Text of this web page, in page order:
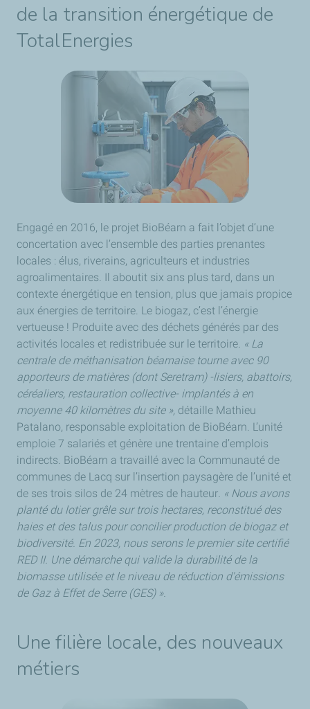
de la transition énergétique de
TotalEnergies
Engagé en 2016, le projet BioBéarn a fait l’objet d’une
concertation avec l’ensemble des parties prenantes
locales : élus, riverains, agriculteurs et industries
agroalimentaires. Il aboutit six ans plus tard, dans un
contexte énergétique en tension, plus que jamais propice
aux énergies de territoire. Le biogaz, c’est l’énergie
vertueuse ! Produite avec des déchets générés par des
activités locales et redistribuée sur le territoire . « La
centrale de méthanisation béarnaise tourne avec 90
apporteurs de matières (dont Seretram) -lisiers, abattoirs,
céréaliers, restauration collective- implantés à en
moyenne 40 kilomètres du site », détaille Mathieu
Patalano, responsable exploitation de BioBéarn. L’unité
emploie 7 salariés et génère une trentaine d’emplois
indirects. BioBéarn a travaillé avec la Communauté de
communes de Lacq sur l’insertion paysagère de l’unité et
de ses trois silos de 24 mètres de hauteur . « Nous avons
planté du lotier grêle sur trois hectares, reconstitué des
haies et des talus pour concilier production de biogaz et
biodiversité. En 2023, nous serons le premier site certifié
RED II. Une démarche qui valide la durabilité de la
biomasse utilisée et le niveau de réduction d'émissions
de Gaz à Effet de Serre (GES) ».
Une filière locale, des nouveaux
métiers